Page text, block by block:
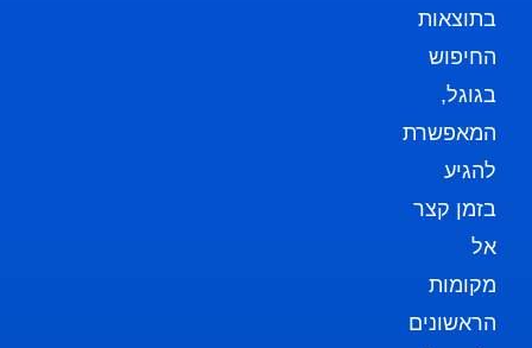
בתוצאות
החיפוש
בגוגל,
המאפשרת
להגיע
בזמן קצר
אל
מקומות
הראשונים